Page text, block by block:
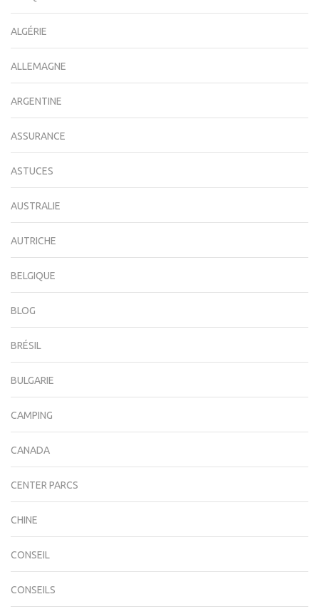
ALGÉRIE
ALLEMAGNE
ARGENTINE
ASSURANCE
ASTUCES
AUSTRALIE
AUTRICHE
BELGIQUE
BLOG
BRÉSIL
BULGARIE
CAMPING
CANADA
CENTER PARCS
CHINE
CONSEIL
CONSEILS